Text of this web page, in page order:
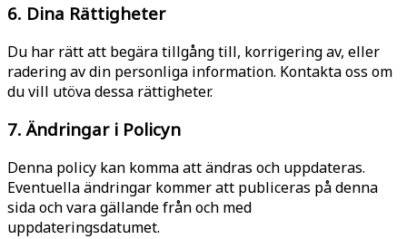
6. Dina Rättigheter
Du har rätt att begära tillgång till, korrigering av, eller
radering av din personliga information. Kontakta oss om
du vill utöva dessa rättigheter.
7. Ändringar i Policyn
Denna policy kan komma att ändras och uppdateras.
Eventuella ändringar kommer att publiceras på denna
sida och vara gällande från och med
uppdateringsdatumet.